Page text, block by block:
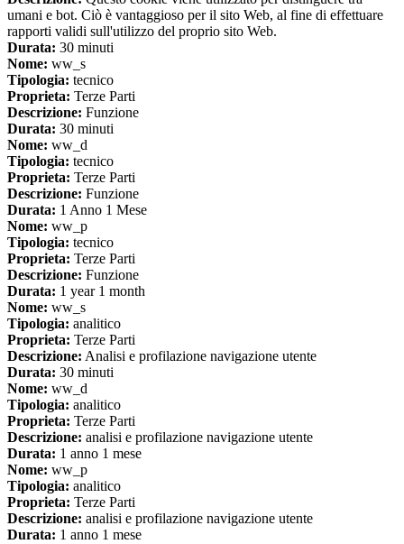
umani e bot. Ciò è vantaggioso per il sito Web, al fine di effettuare
rapporti validi sull'utilizzo del proprio sito Web.
Durata: 30 minuti
Nome: ww_s
Tipologia: tecnico
Proprieta: Terze Parti
Descrizione: Funzione
Durata: 30 minuti
Nome: ww_d
Tipologia: tecnico
Proprieta: Terze Parti
Descrizione: Funzione
Durata: 1 Anno 1 Mese
Nome: ww_p
Tipologia: tecnico
Proprieta: Terze Parti
Descrizione: Funzione
Durata: 1 year 1 month
Nome: ww_s
Tipologia: analitico
Proprieta: Terze Parti
Descrizione: Analisi e profilazione navigazione utente
Durata: 30 minuti
Nome: ww_d
Tipologia: analitico
Proprieta: Terze Parti
Descrizione: analisi e profilazione navigazione utente
Durata: 1 anno 1 mese
Nome: ww_p
Tipologia: analitico
Proprieta: Terze Parti
Descrizione: analisi e profilazione navigazione utente
Durata: 1 anno 1 mese